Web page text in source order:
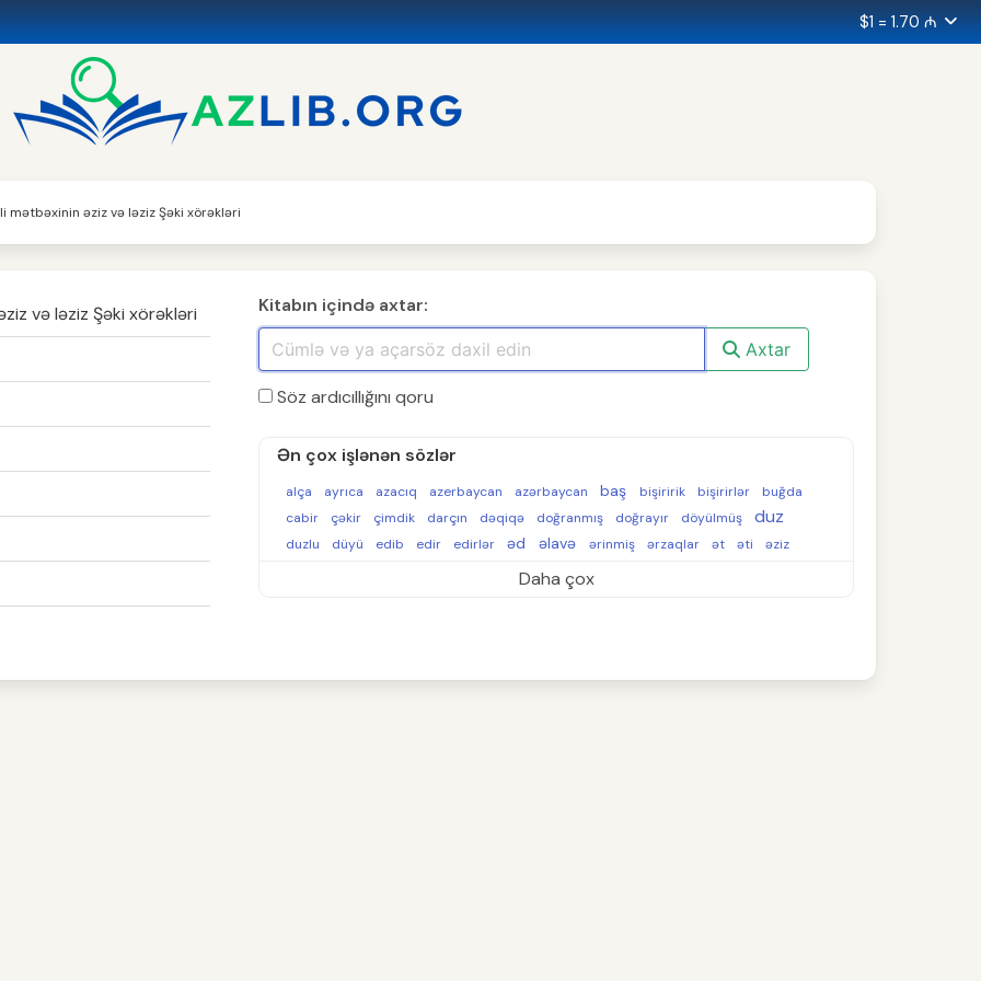
$1 = 1.70 ₼
mətbəxinin əziz və ləziz Şəki xörəkləri
və ləziz Şəki xörəkləri Kitabın içində axtar:
Axtar
Söz ardıcıllığını qoru
Ən çox işlənən sözlər
alça ayrıca azacıq azerbaycan azərbaycan baş bişiririk bişirirlər
buğda
cabir
çəkir çimdik darçın dəqiqə doğranmış doğrayır döyülmüş duz
duzlu düyü edib edir edirlər əd əlavə ərinmiş ərzaqlar ət əti əziz
Daha çox